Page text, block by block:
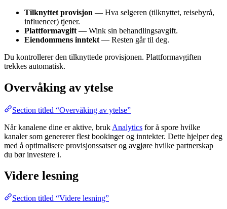
Tilknyttet provisjon — Hva selgeren (tilknyttet, reisebyrå,
influencer) tjener.
Plattformavgift — Wink sin behandlingsavgift.
Eiendommens inntekt — Resten går til deg.
Du kontrollerer den tilknyttede provisjonen. Plattformavgiften
trekkes automatisk.
Overvåking av ytelse
Section titled “Overvåking av ytelse”
Når kanalene dine er aktive, bruk Analytics for å spore hvilke
kanaler som genererer flest bookinger og inntekter. Dette hjelper deg
med å optimalisere provisjonssatser og avgjøre hvilke partnerskap
du bør investere i.
Videre lesning
Section titled “Videre lesning”